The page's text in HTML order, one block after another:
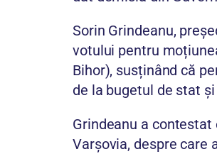
Sorin Grindeanu,
votului pentru
Bihor), susținând că
de la bugetul de stat
Grindeanu a
Varșovia, despre care